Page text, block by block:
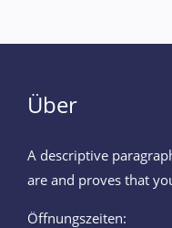
Über
A descriptive
are and proves that
Öffnungszeiten: